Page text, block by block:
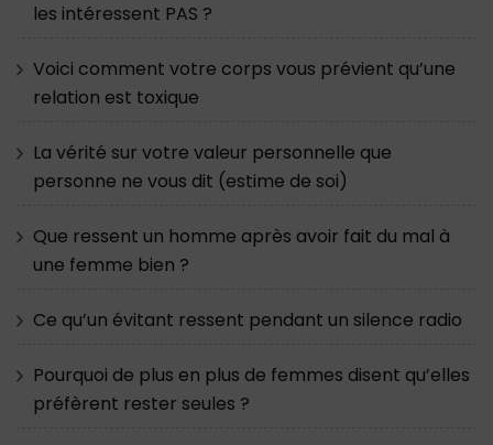
les intéressent PAS ?
Voici comment votre corps vous prévient qu’une
relation est toxique
La vérité sur votre valeur personnelle que
personne ne vous dit (estime de soi)
Que ressent un homme après avoir fait du mal à
une femme bien ?
Ce qu’un évitant ressent pendant un silence radio
Pourquoi de plus en plus de femmes disent qu’elles
préfèrent rester seules ?